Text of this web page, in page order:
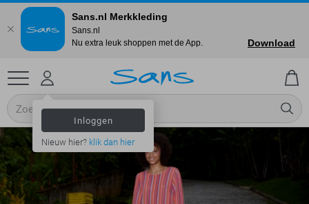
Inloggen
Nieuw hier? klik dan hier
Sans.nl Merkkleding
Sans.nl
Nu extra leuk shoppen met de App.
Download